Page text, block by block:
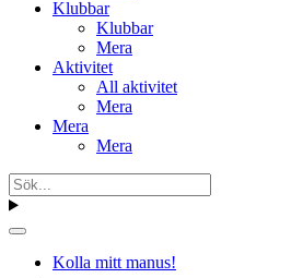
Klubbar
Klubbar
Mera
Aktivitet
All aktivitet
Mera
Mera
Mera
Kolla mitt manus!